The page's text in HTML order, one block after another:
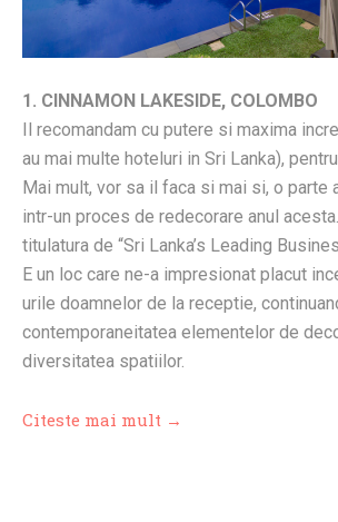
1. CINNAMON LAKESIDE, COLOMBO
Il recomandam cu putere si maxima
au mai multe hoteluri in Sri Lanka),
Mai mult, vor sa il faca si mai si, o parte
intr-un proces de redecorare anul
titulatura de “Sri Lanka’s Leading
E un loc care ne-a impresionat placut
urile doamnelor de la receptie,
contemporaneitatea elementelor de
diversitatea spatiilor.
Citeste mai mult →